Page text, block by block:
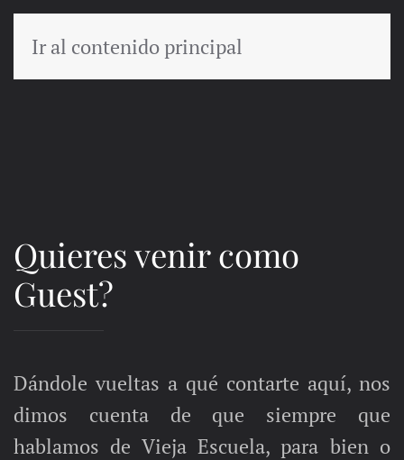
Ir al contenido principal
Quieres venir como
Guest?
Dándole vueltas a qué contarte aquí, nos
dimos cuenta de que siempre que
hablamos de Vieja Escuela, para bien o